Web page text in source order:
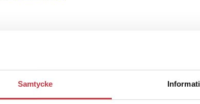
Samtycke
300 kronor
underkänns på